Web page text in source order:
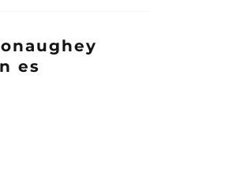
es